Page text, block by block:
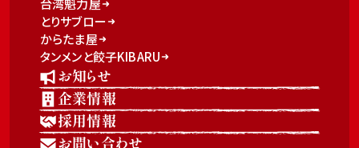
台湾魁力屋
とりサブロー
からたま屋
タンメンと餃子KIBARU
お知らせ
企業情報
採用情報
お問い合わせ